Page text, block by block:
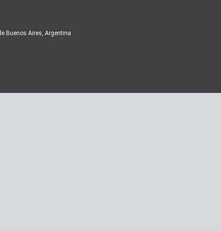
Buenos Aires, Argentina